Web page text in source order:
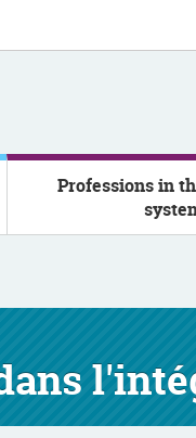
Professions in